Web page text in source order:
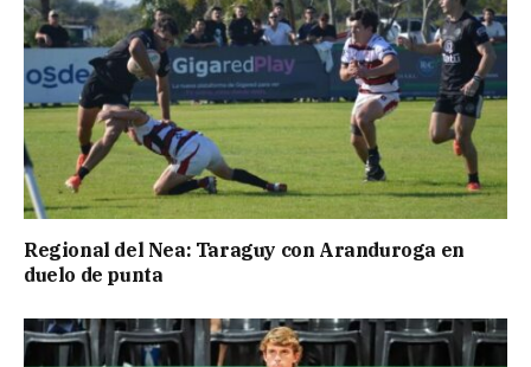
Regional del Nea: Taraguy con Aranduroga en
duelo de punta